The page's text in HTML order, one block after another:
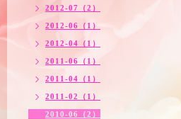
2012-07（2）
2012-06（1）
2012-04（1）
2011-06（1）
2011-04（1）
2011-02（1）
2010-06（2）